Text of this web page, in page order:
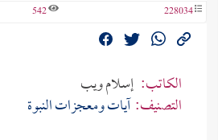
228034
542
الكاتب: إسلام ويب
التصنيف:آيات ومعجزات النبوة